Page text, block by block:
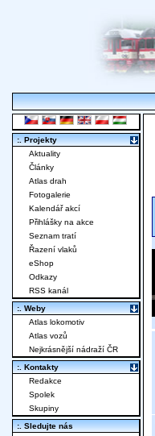
:. Projekty
Aktuality
Články
Atlas drah
Fotogalerie
Kalendář akcí
Přihlášky na akce
Seznam tratí
Řazení vlaků
eShop
Odkazy
RSS kanál
:. Weby
Atlas lokomotiv
Atlas vozů
Nejkrásnější nádraží ČR
:. Kontakty
Redakce
Spolek
Skupiny
:. Sledujte nás